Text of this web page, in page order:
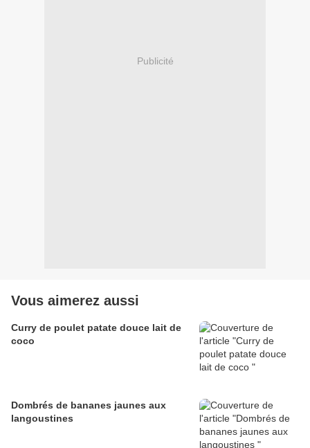
Publicité
Vous aimerez aussi
Curry de poulet patate douce lait de
coco
Dombrés de bananes jaunes aux
langoustines